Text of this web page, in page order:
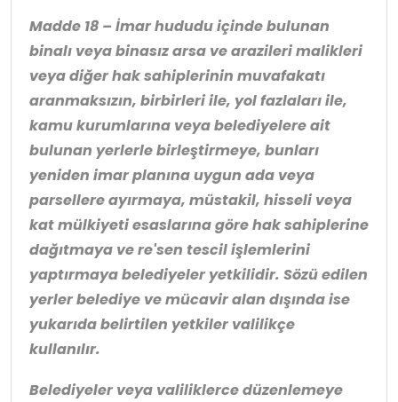
Madde 18 – İmar hududu içinde bulunan
binalı veya binasız arsa ve arazileri malikleri
veya diğer hak sahiplerinin muvafakatı
aranmaksızın, birbirleri ile, yol fazlaları ile,
kamu kurumlarına veya belediyelere ait
bulunan yerlerle birleştirmeye, bunları
yeniden imar planına uygun ada veya
parsellere ayırmaya, müstakil, hisseli veya
kat mülkiyeti esaslarına göre hak sahiplerine
dağıtmaya ve re'sen tescil işlemlerini
yaptırmaya belediyeler yetkilidir. Sözü edilen
yerler belediye ve mücavir alan dışında ise
yukarıda belirtilen yetkiler valilikçe
kullanılır.
Belediyeler veya valiliklerce düzenlemeye